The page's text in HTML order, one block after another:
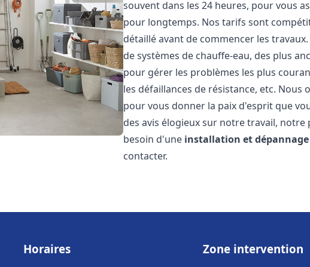
souvent dans les 24 heures, pour vous
pour longtemps. Nos tarifs sont
détaillé avant de commencer les
de systèmes de chauffe-eau, des plus
pour gérer les problèmes les plus
les défaillances de résistance, etc.
pour vous donner la paix d'esprit que
des avis élogieux sur notre travail,
besoin d'une installation et
contacter.
Horaires Zone intervention